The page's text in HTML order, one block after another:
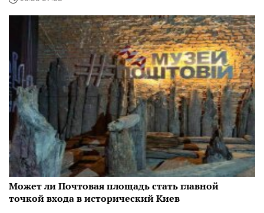
Может ли Почтовая площадь стать главной
точкой входа в исторический Киев